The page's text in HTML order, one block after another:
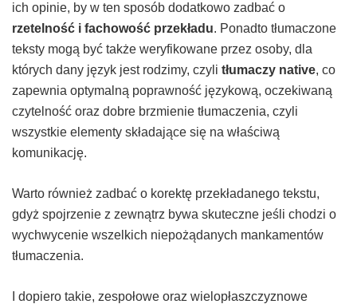
ich opinie, by w ten sposób dodatkowo zadbać o
rzetelność i fachowość przekładu. Ponadto tłumaczone
teksty mogą być także weryfikowane przez osoby, dla
których dany język jest rodzimy, czyli tłumaczy native, co
zapewnia optymalną poprawność językową, oczekiwaną
czytelność oraz dobre brzmienie tłumaczenia, czyli
wszystkie elementy składające się na właściwą
komunikację.
Warto również zadbać o korektę przekładanego tekstu,
gdyż spojrzenie z zewnątrz bywa skuteczne jeśli chodzi o
wychwycenie wszelkich niepożądanych mankamentów
tłumaczenia.
I dopiero takie, zespołowe oraz wielopłaszczyznowe